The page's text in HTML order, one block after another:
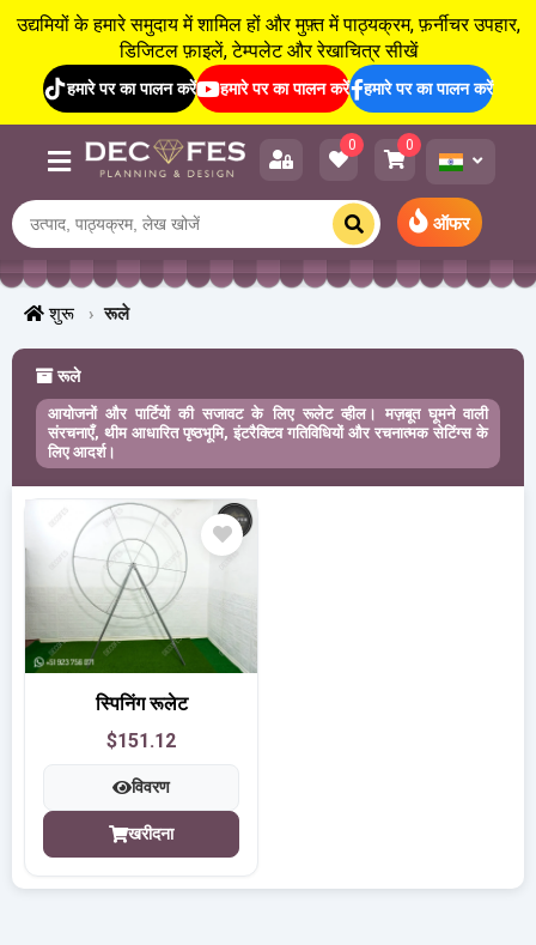
उद्यमियों के हमारे समुदाय में शामिल हों और मुफ़्त में पाठ्यक्रम, फ़र्नीचर उपहार,
डिजिटल फ़ाइलें, टेम्पलेट और रेखाचित्र सीखें
हमारे पर का पालन करें हमारे पर का पालन करें हमारे पर का पालन करें
0 0
ऑफर
शुरू रूले
रूले
आयोजनों और पार्टियों की सजावट के लिए रूलेट व्हील। मज़बूत घूमने वाली
संरचनाएँ, थीम आधारित पृष्ठभूमि, इंटरैक्टिव गतिविधियों और रचनात्मक सेटिंग्स के
लिए आदर्श।
स्पिनिंग रूलेट
$151.12
विवरण
खरीदना